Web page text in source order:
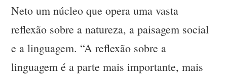
Neto um núcleo que opera uma vasta
reflexão sobre a natureza, a paisagem social
e a linguagem. “A reflexão sobre a
linguagem é a parte mais importante, mais